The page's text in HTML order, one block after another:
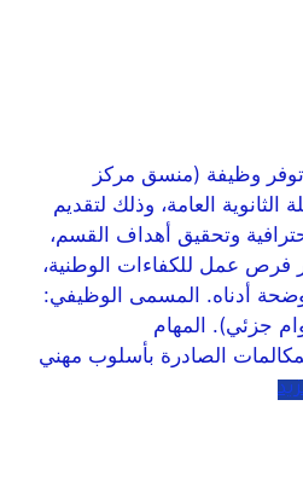
وظيفة (منسق مركز
العامة، وذلك لتقديم
وتحقيق أهداف القسم،
عمل للكفاءات الوطنية،
أدناه. المسمى الوظيفي:
جزئي). المهام
الصادرة بأسلوب مهني